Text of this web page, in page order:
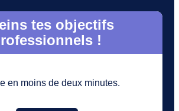
tes objectifs
!
en moins de deux minutes.